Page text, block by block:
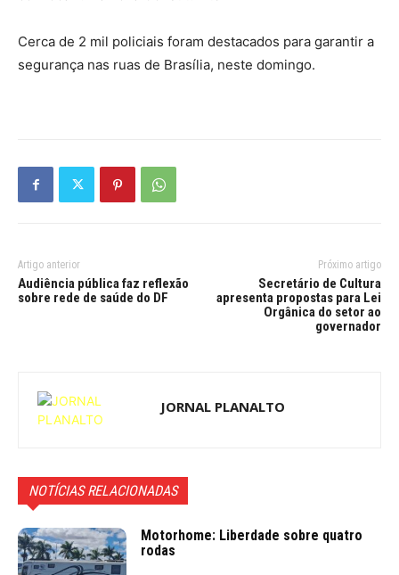
Cerca de 2 mil policiais foram destacados para garantir a
segurança nas ruas de Brasília, neste domingo.
Artigo anterior
Audiência pública faz reflexão
sobre rede de saúde do DF
Próximo artigo
Secretário de Cultura
apresenta propostas para Lei
Orgânica do setor ao
governador
JORNAL PLANALTO
NOTÍCIAS RELACIONADAS
Motorhome: Liberdade sobre quatro
rodas